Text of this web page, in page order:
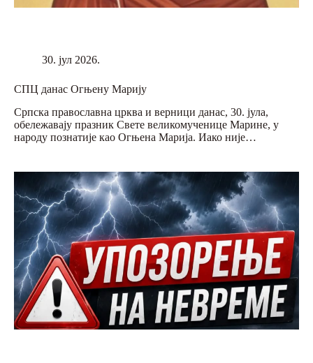
30. јул 2026.
СПЦ данас Огњену Марију
Српска православна црква и верници данас, 30. јула,
обележавају празник Свете великомученице Марине, у
народу познатије као Огњена Марија. Иако није…